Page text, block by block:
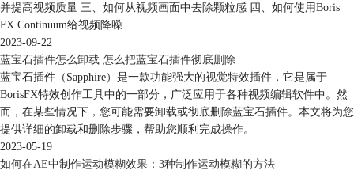
并提高视频质量 三、如何从视频画面中去除颗粒感 四、如何使用Boris
FX Continuum给视频降噪
2023-09-22
蓝宝石插件怎么卸载 怎么把蓝宝石插件彻底删除
蓝宝石插件（Sapphire）是一款功能强大的视觉特效插件，它是属于
BorisFX特效创作工具中的一部分，广泛应用于各种视频编辑软件中。然
而，在某些情况下，您可能需要卸载或彻底删除蓝宝石插件。本文将为您
提供详细的卸载和删除步骤，帮助您顺利完成操作。
2023-05-19
如何在AE中制作运动模糊效果：3种制作运动模糊的方法